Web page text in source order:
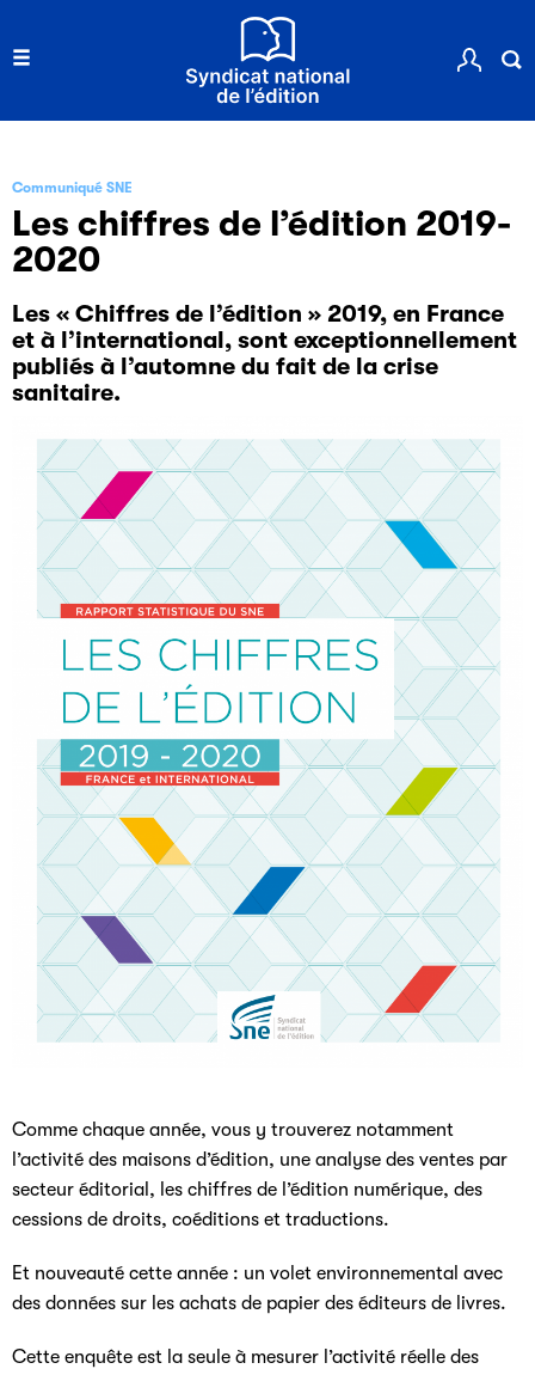
Communiqué SNE
Les chiffres de l’édition 2019-
2020
Les « Chiffres de l’édition » 2019, en France
et à l’international, sont exceptionnellement
publiés à l’automne du fait de la crise
sanitaire.
Comme chaque année, vous y trouverez notamment
l’activité des maisons d’édition, une analyse des ventes par
secteur éditorial, les chiffres de l’édition numérique, des
cessions de droits, coéditions et traductions.
Et nouveauté cette année : un volet environnemental avec
des données sur les achats de papier des éditeurs de livres.
Cette enquête est la seule à mesurer l’activité réelle des